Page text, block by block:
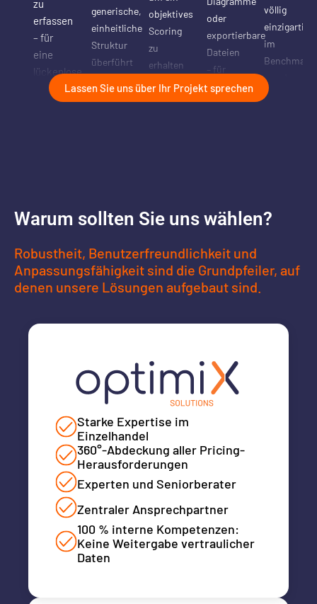
zu
erfassen
– für
eine
lückenlose
Marktabdeckung
generische,
einheitliche
Struktur
überführt
einfache
objektives
Scoring
zu
erhalten
– exakt
oder
exportierbare
Dateien
– für
eine
individuelle
völlig
einzigartig
im
Benchmark
– und
liefern
Lassen Sie uns über Ihr Projekt sprechen
Warum sollten Sie uns wählen?
Robustheit, Benutzerfreundlichkeit und
Anpassungsfähigkeit sind die Grundpfeiler, auf
denen unsere Lösungen aufgebaut sind.
Starke Expertise im
Einzelhandel
360°-Abdeckung aller Pricing-
Herausforderungen
Experten und Seniorberater
Zentraler Ansprechpartner
100 % interne Kompetenzen:
Keine Weitergabe vertraulicher
Daten